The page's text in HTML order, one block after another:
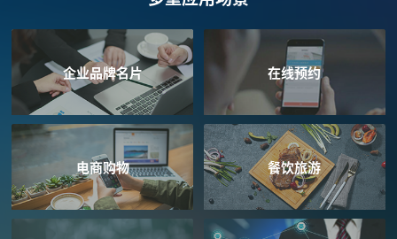
企业品牌名片 在线预约
电商购物 餐饮旅游